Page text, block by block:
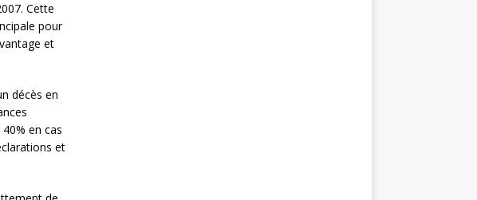
Cette
pour
et
décès en
en cas
et